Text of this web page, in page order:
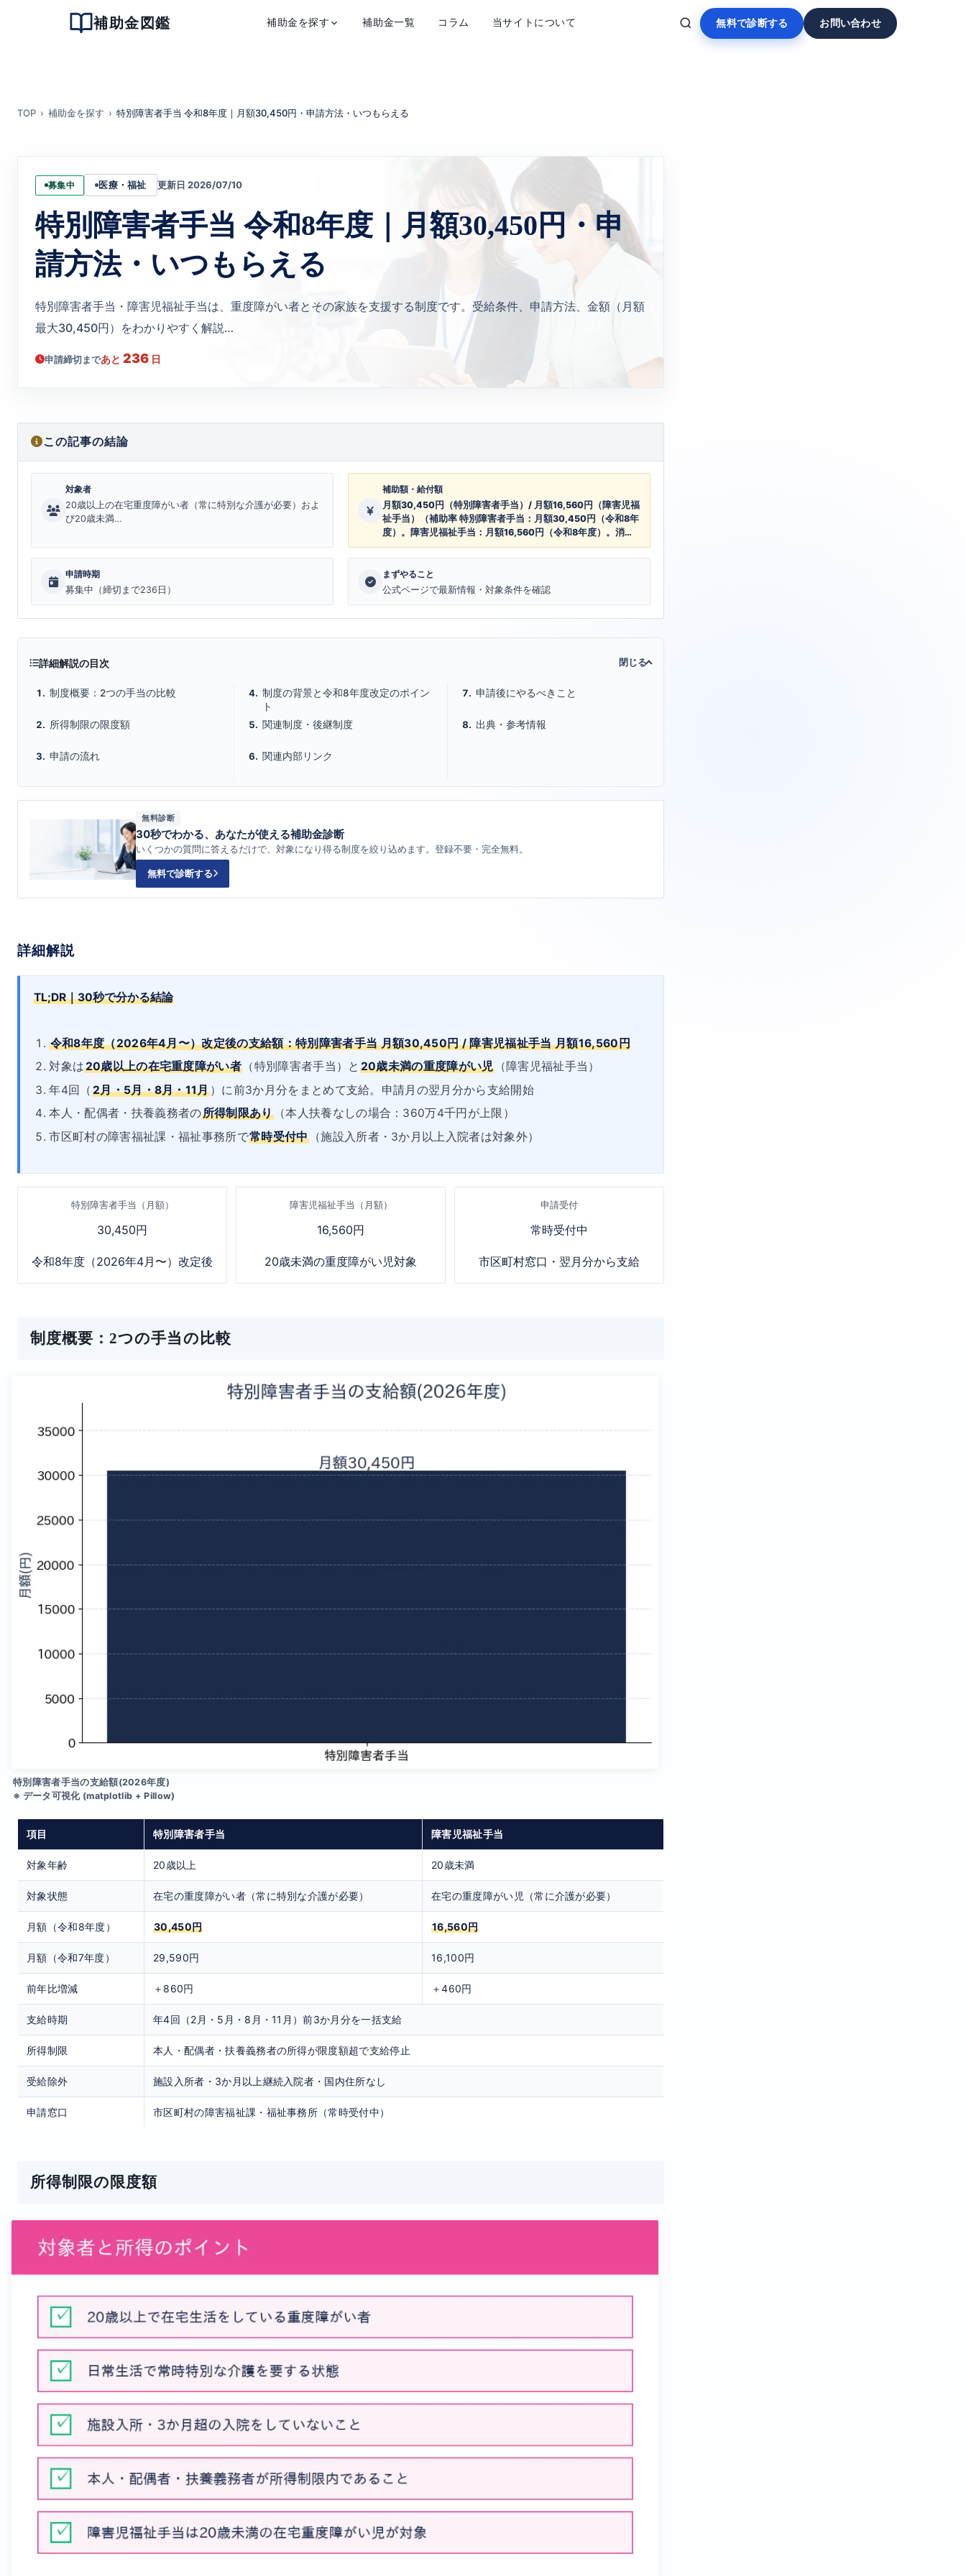
補助金図鑑 補助金を探す 補助金一覧 コラム 当サイトについて 無料で診断する お問い合わせ
TOP 補助金を探す 特別障害者手当 令和8年度｜月額30,450円・申請方法・いつもらえる
募集中 医療・福祉 更新日 2026/07/10
特別障害者手当 令和8年度｜月額30,450円・申
請方法・いつもらえる
特別障害者手当・障害児福祉手当は、重度障がい者とその家族を支援する制度です。受給条件、申請方法、金額（月額
最大30,450円）をわかりやすく解説…
申請締切まであと 236 日
この記事の結論
対象者
20歳以上の在宅重度障がい者（常に特別な介護が必要）およ
び20歳未満…
補助額・給付額
月額30,450円（特別障害者手当）/ 月額16,560円（障害児福
祉手当）（補助率 特別障害者手当：月額30,450円（令和8年
度）。障害児福祉手当：月額16,560円（令和8年度）。消費
者物価指数に連動して毎年4月改定。）
申請時期
募集中（締切まで236日）
まずやること
公式ページで最新情報・対象条件を確認
詳細解説の目次
制度概要：2つの手当の比較
所得制限の限度額
申請の流れ
制度の背景と令和8年度改定のポイン
ト
関連制度・後継制度
関連内部リンク
申請後にやるべきこと
出典・参考情報
無料診断
30秒でわかる、あなたが使える補助金診断
いくつかの質問に答えるだけで、対象になり得る制度を絞り込めます。登録不要・完全無料。
無料で診断する
詳細解説
TL;DR｜30秒で分かる結論
令和8年度（2026年4月〜）改定後の支給額：特別障害者手当 月額30,450円 / 障害児福祉手当 月額16,560円
対象は20歳以上の在宅重度障がい者 （特別障害者手当）と 20歳未満の重度障がい児（障害児福祉手当）
年4回（ 2月・5月・8月・11月）に前3か月分をまとめて支給。申請月の翌月分から支給開始
本人・配偶者・扶養義務者の所得制限あり（本人扶養なしの場合：360万4千円が上限）
市区町村の障害福祉課・福祉事務所で常時受付中（施設入所者・3か月以上入院者は対象外）
特別障害者手当（月額）
30,450円
令和8年度（2026年4月〜）改定後
障害児福祉手当（月額）
16,560円
20歳未満の重度障がい児対象
申請受付
常時受付中
市区町村窓口・翌月分から支給
制度概要：2つの手当の比較
特別障害者手当の支給額(2026年度)
※ データ可視化 (matplotlib + Pillow)
項目 特別障害者手当 障害児福祉手当
対象年齢 20歳以上 20歳未満
対象状態 在宅の重度障がい者（常に特別な介護が必要） 在宅の重度障がい児（常に介護が必要）
月額（令和8年度） 30,450円 16,560円
月額（令和7年度） 29,590円 16,100円
前年比増減 ＋860円 ＋460円
支給時期 年4回（2月・5月・8月・11月）前3か月分を一括支給
所得制限 本人・配偶者・扶養義務者の所得が限度額超で支給停止
受給除外 施設入所者・3か月以上継続入院者・国内住所なし
申請窓口 市区町村の障害福祉課・福祉事務所（常時受付中）
所得制限の限度額